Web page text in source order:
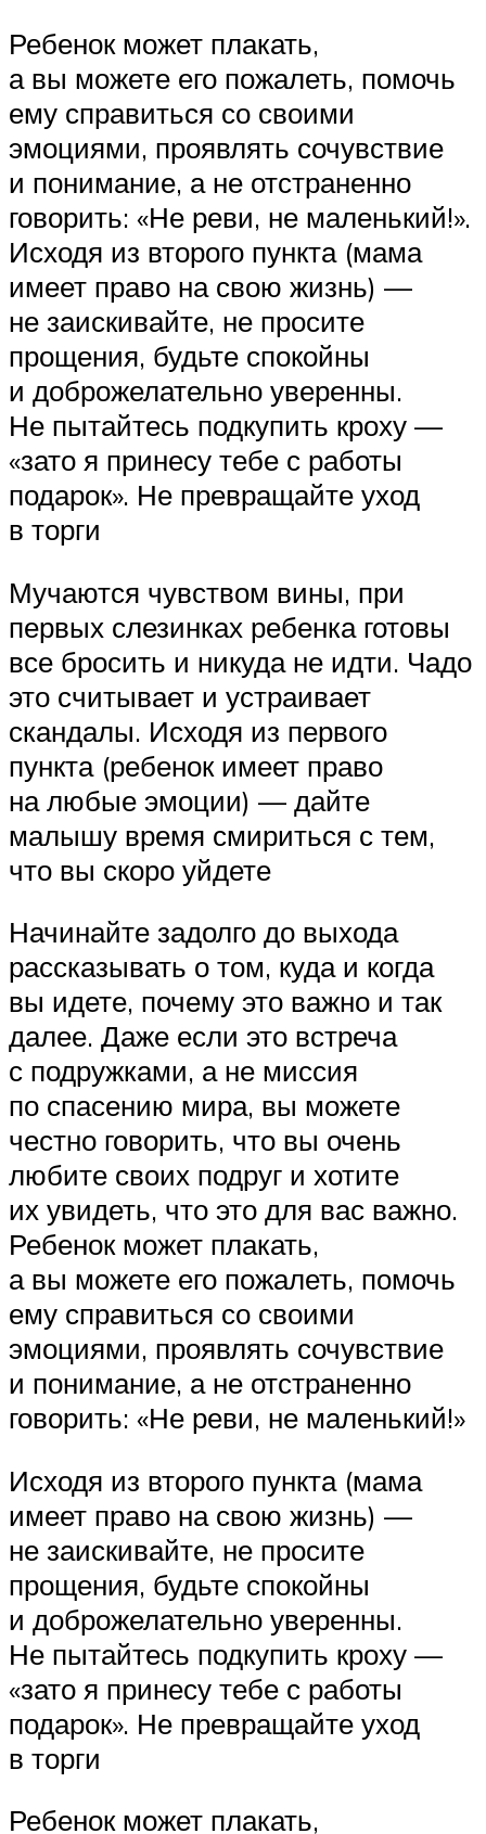
Ребенок может плакать,
а вы можете его пожалеть, помочь
ему справиться со своими
эмоциями, проявлять сочувствие
и понимание, а не отстраненно
говорить: «Не реви, не маленький!».
Исходя из второго пункта (мама
имеет право на свою жизнь) —
не заискивайте, не просите
прощения, будьте спокойны
и доброжелательно уверенны.
Не пытайтесь подкупить кроху —
«зато я принесу тебе с работы
подарок». Не превращайте уход
в торги
Мучаются чувством вины, при
первых слезинках ребенка готовы
все бросить и никуда не идти. Чадо
это считывает и устраивает
скандалы. Исходя из первого
пункта (ребенок имеет право
на любые эмоции) — дайте
малышу время смириться с тем,
что вы скоро уйдете
Начинайте задолго до выхода
рассказывать о том, куда и когда
вы идете, почему это важно и так
далее. Даже если это встреча
с подружками, а не миссия
по спасению мира, вы можете
честно говорить, что вы очень
любите своих подруг и хотите
их увидеть, что это для вас важно.
Ребенок может плакать,
а вы можете его пожалеть, помочь
ему справиться со своими
эмоциями, проявлять сочувствие
и понимание, а не отстраненно
говорить: «Не реви, не маленький!»
Исходя из второго пункта (мама
имеет право на свою жизнь) —
не заискивайте, не просите
прощения, будьте спокойны
и доброжелательно уверенны.
Не пытайтесь подкупить кроху —
«зато я принесу тебе с работы
подарок». Не превращайте уход
в торги
Ребенок может плакать,